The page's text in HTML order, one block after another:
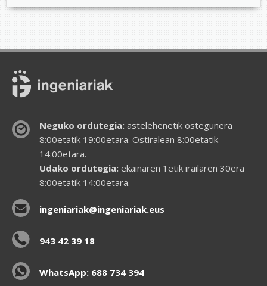
Neguko ordutegia:astelehenetik ostegunera
8:00etatik 19:00etara. Ostiralean 8:00etatik
14:00etara.
Udako ordutegia:ekainaren 1etik irailaren 30era
8:00etatik 14:00etara.
ingeniariak@ingeniariak.eus
943 42 39 18
WhatsApp: 688 734 394